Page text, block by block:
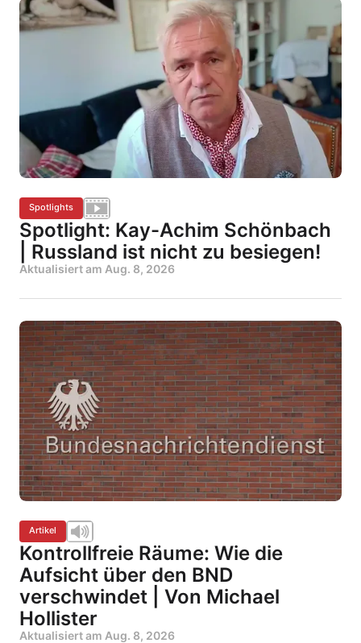
Spotlights
Spotlight: Kay-Achim Schönbach
| Russland ist nicht zu besiegen!
Aktualisiert am Aug. 8, 2026
Artikel
Kontrollfreie Räume: Wie die
Aufsicht über den BND
verschwindet | Von Michael
Hollister
Aktualisiert am Aug. 8, 2026